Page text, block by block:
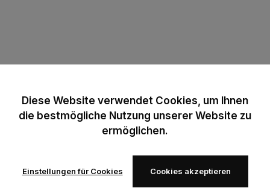
Diese Website verwendet Cookies, um Ihnen
die bestmögliche Nutzung unserer Website zu
ermöglichen.
Einstellungen für Cookies Cookies akzeptieren